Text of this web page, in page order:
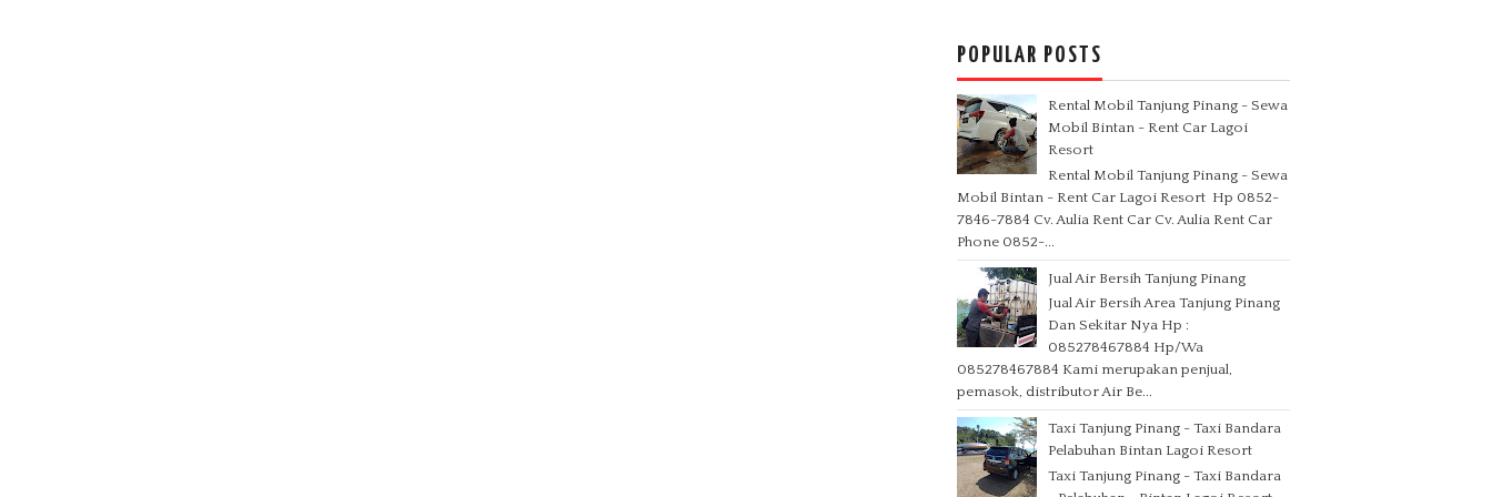
POPULAR POSTS
Rental Mobil Tanjung Pinang - Sewa
Mobil Bintan - Rent Car Lagoi
Resort
Rental Mobil Tanjung Pinang - Sewa
Mobil Bintan - Rent Car Lagoi Resort Hp 0852-
7846-7884 Cv. Aulia Rent Car Cv. Aulia Rent Car
Phone 0852-...
Jual Air Bersih Tanjung Pinang
Jual Air Bersih Area Tanjung Pinang
Dan Sekitar Nya Hp :
085278467884 Hp/Wa
085278467884 Kami merupakan penjual,
pemasok, distributor Air Be...
Taxi Tanjung Pinang - Taxi Bandara
Pelabuhan Bintan Lagoi Resort
Taxi Tanjung Pinang - Taxi Bandara